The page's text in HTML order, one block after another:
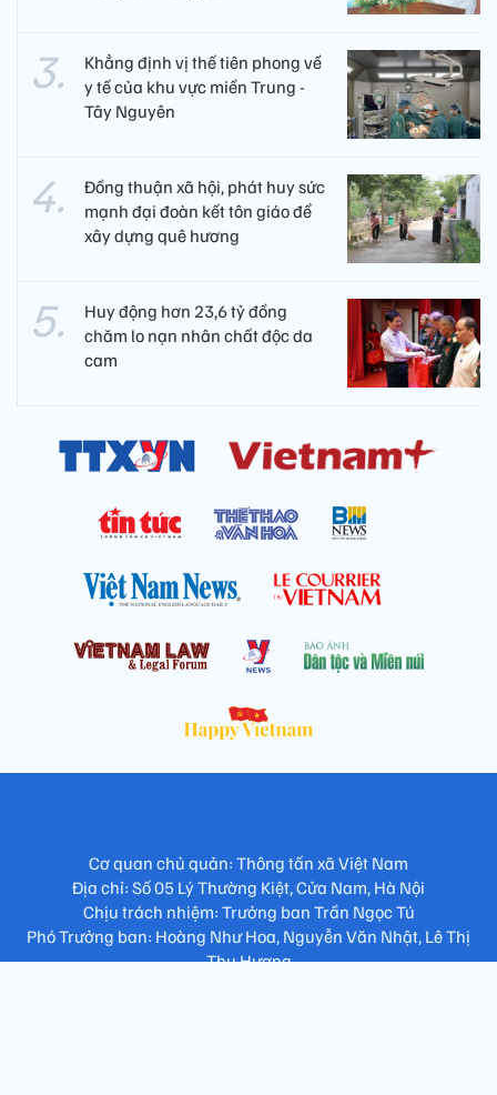
Khẳng định vị thế tiên phong về
y tế của khu vực miền Trung -
Tây Nguyên ​
Đồng thuận xã hội, phát huy sức
mạnh đại đoàn kết tôn giáo để
xây dựng quê hương
Huy động hơn 23,6 tỷ đồng
chăm lo nạn nhân chất độc da
cam
Cơ quan chủ quản: Thông tấn xã Việt Nam
Địa chỉ: Số 05 Lý Thường Kiệt, Cửa Nam, Hà Nội
Chịu trách nhiệm: Trưởng ban Trần Ngọc Tú
Phó Trưởng ban: Hoàng Như Hoa, Nguyễn Văn Nhật, Lê Thị